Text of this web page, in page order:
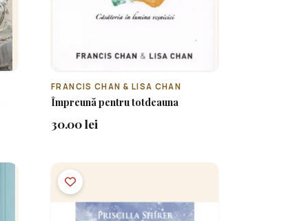
FRANCIS CHAN & LISA CHAN
Împreună pentru totdeauna
30.00 lei